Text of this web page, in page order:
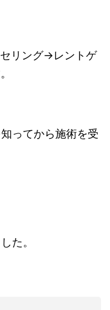
リング→レントゲ
ってから施術を受
た。